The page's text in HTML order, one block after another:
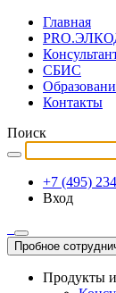
Главная
СБИС
Контакты
Поиск
+7 (495)
Вход
Пробное
Продукты